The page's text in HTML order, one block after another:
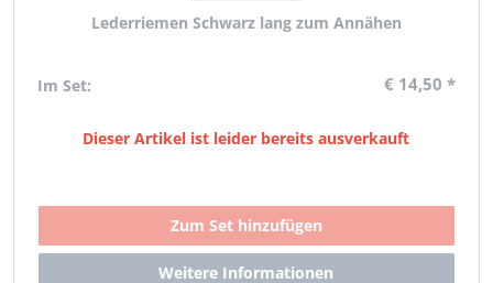
Lederriemen Schwarz lang zum Annähen
Im Set: € 14,50 *
Dieser Artikel ist leider bereits ausverkauft